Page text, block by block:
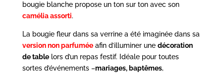
bougie blanche propose un ton sur ton avec son
camélia assorti.
La bougie fleurdans sa verrine a été imaginée dans sa
version non parfuméeafin d’illuminer une décoration
de tablelors d’un repas festif. Idéale pour toutes
sortes d’événements –mariages, baptêmes,